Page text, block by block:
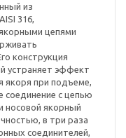
из
316,
цепями
конструкция
устраняет эффект
якоря при подъеме,
соединение с цепью
носовой якорный
в три раза
соединителей,